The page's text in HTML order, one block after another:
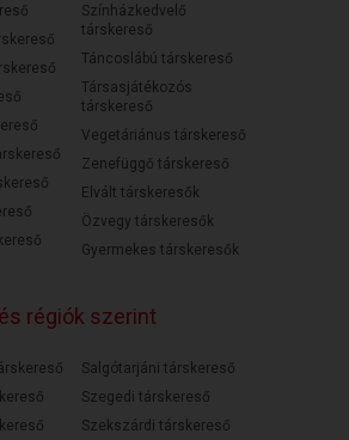
Színházkedvelő
társkereső
Táncoslábú társkereső
Társasjátékozós
társkereső
Vegetáriánus társkereső
Zenefüggő társkereső
Elvált társkeresők
Özvegy társkeresők
Gyermekes társkeresők
régiók szerint
Salgótarjáni társkereső
Szegedi társkereső
Szekszárdi társkereső